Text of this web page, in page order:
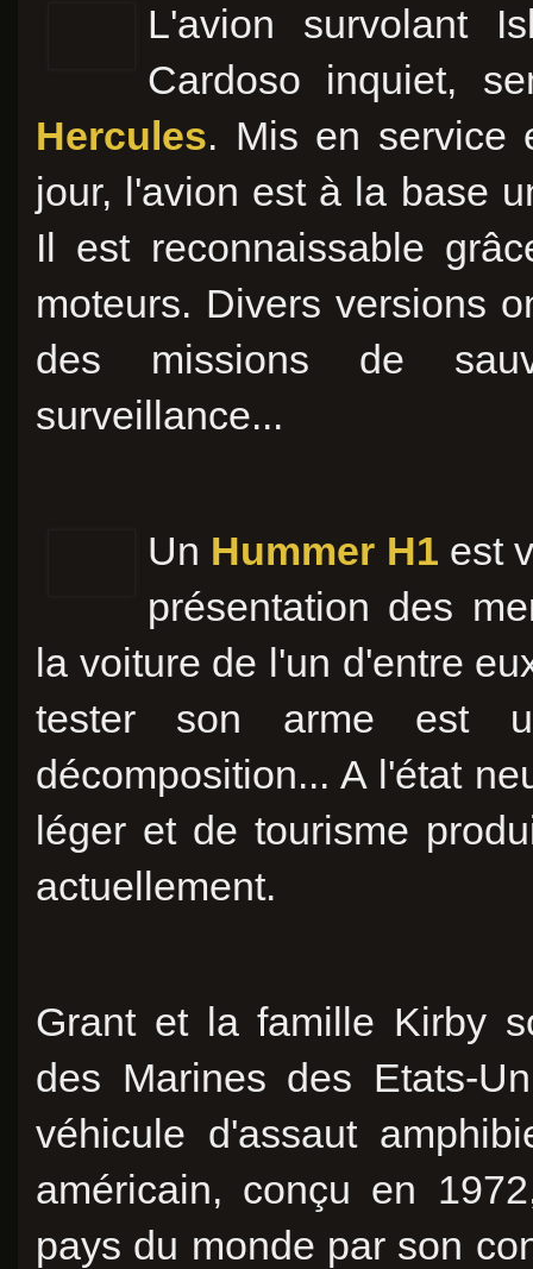
L'avion survolant
Cardoso inquiet,
Hercules. Mis en service
jour, l'avion est à la base
Il est reconnaissable
moteurs. Divers versions
des missions de
surveillance...
Un Hummer H1 est
présentation des
la voiture de l'un d'entre
tester son arme est
décomposition... A l'état
léger et de tourisme
actuellement.
Grant et la famille Kirby
des Marines des Etats-
véhicule d'assaut
américain, conçu en
pays du monde par son